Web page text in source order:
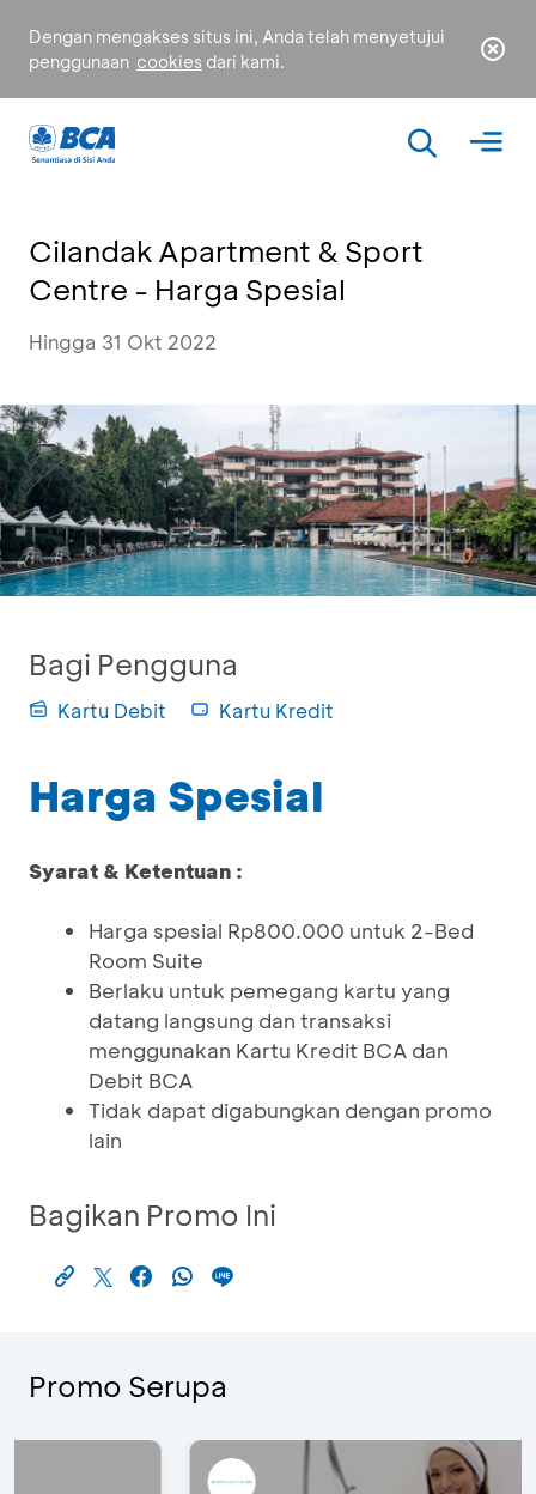
Dengan mengakses situs ini, Anda telah menyetujui
penggunaan cookies dari kami.
Cilandak Apartment & Sport
Centre - Harga Spesial
Hingga 31 Okt 2022
Bagi Pengguna
Kartu Debit Kartu Kredit
Harga Spesial
Syarat & Ketentuan :
Harga spesial Rp800.000 untuk 2-Bed
Room Suite
Berlaku untuk pemegang kartu yang
datang langsung dan transaksi
menggunakan Kartu Kredit BCA dan
Debit BCA
Tidak dapat digabungkan dengan promo
lain
Bagikan Promo Ini
Promo Serupa